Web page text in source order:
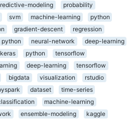
modeling
probability
svm machine-learning
python
gradient-descent
regression
python neural-network
deep-learning
keras python
tensorflow
deep-learning
tensorflow
bigdata visualization
rstudio
dataset
time-series
machine-learning
ensemble-modeling
kaggle